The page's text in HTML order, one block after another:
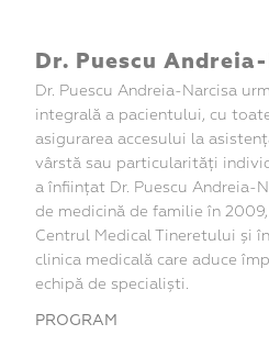
Dr. Puescu
Dr. Puescu Andreia-Narcisa
integrală a pacientului, cu
asigurarea accesului la
vârstă sau particularități
a înființat Dr. Puescu Andreia-
de medicină de familie în
Centrul Medical Tineretului și
clinica medicală care aduce
echipă de specialiști.
PROGRAM